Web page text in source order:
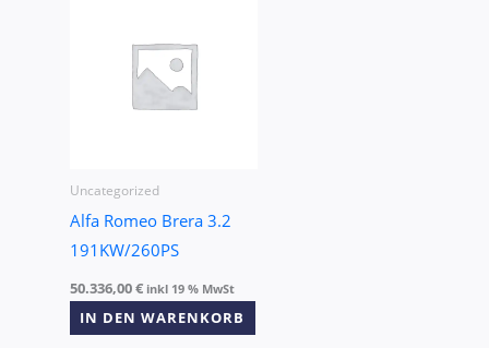
Uncategorized
Alfa Romeo Brera 3.2
191KW/260PS
50.336,00€ inkl 19 % MwSt
IN DEN WARENKORB